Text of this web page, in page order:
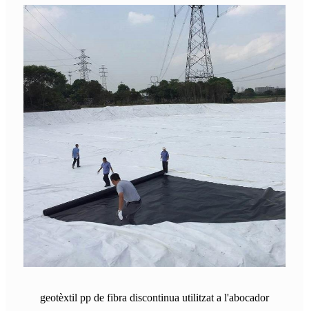
geotèxtil pp de fibra discontinua utilitzat a l'abocador